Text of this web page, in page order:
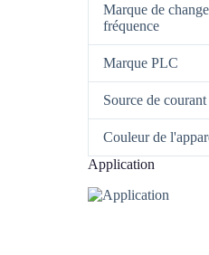
Marque de
fréquence
Marque PLC
Source de courant
Couleur de
Application